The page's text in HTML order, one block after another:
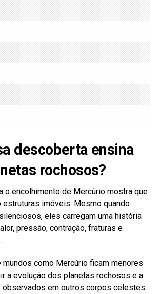
descoberta ensina
rochosos?
o encolhimento de Mercúrio mostra que
estruturas imóveis. Mesmo quando
eles carregam uma história
pressão, contração, fraturas e
mundos como Mercúrio ficam menores
a evolução dos planetas rochosos e a
observados em outros corpos celestes.